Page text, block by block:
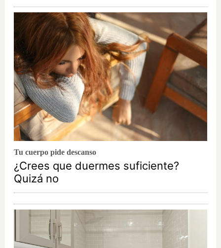
Tu cuerpo pide descanso
¿Crees que duermes suficiente?
Quizá no